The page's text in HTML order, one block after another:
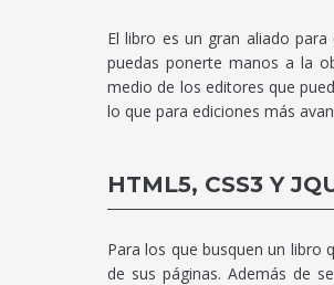
El libro es un gran aliado
puedas ponerte manos a la
medio de los editores que
lo que para ediciones más
HTML5, CSS3 Y
Para los que busquen un libro
de sus páginas. Además de